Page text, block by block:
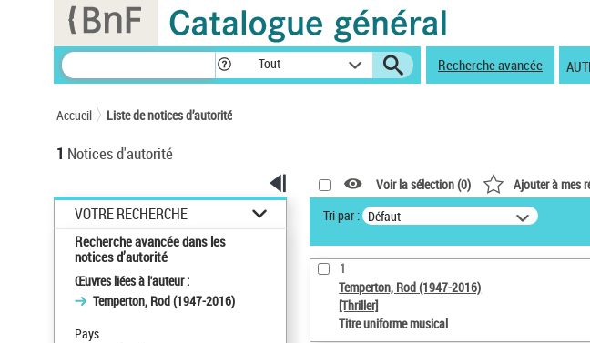
Tout Recherche avancée
Accueil Liste de notices d’autorité
1 Notices d'autorité
VOTRE RECHERCHE
Recherche avancée dans les
notices d’autorité
Œuvres liées à l'auteur :
Temperton, Rod (1947-2016)
Pays
Voir la sélection (0) Ajouter à mes
Tri par : Défaut
1
Temperton, Rod (1947-2016)
[Thriller]
Titre uniforme musical
Panneau de gestion des cookies